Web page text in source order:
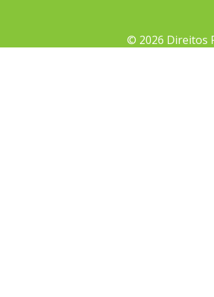
© 2026 Direitos